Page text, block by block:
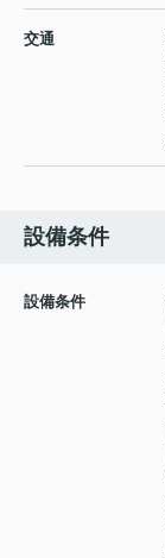
交通
設備条件
設備条件